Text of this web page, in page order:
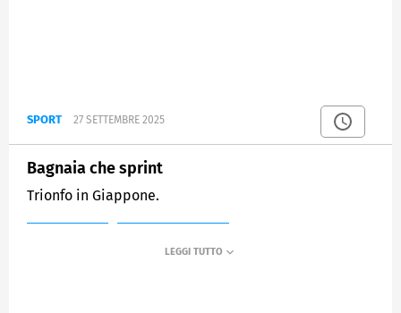
SPORT 27 SETTEMBRE 2025
Bagnaia che sprint
Trionfo in Giappone.